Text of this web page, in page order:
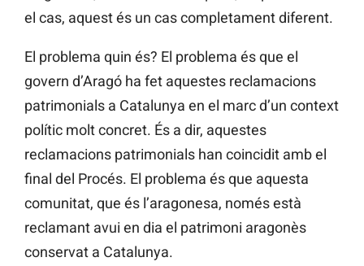
el cas, aquest és un cas completament diferent.
El problema quin és? El problema és que el
govern d’Aragó ha fet aquestes reclamacions
patrimonials a Catalunya en el marc d’un context
polític molt concret. És a dir, aquestes
reclamacions patrimonials han coincidit amb el
final del Procés. El problema és que aquesta
comunitat, que és l’aragonesa, només està
reclamant avui en dia el patrimoni aragonès
conservat a Catalunya.